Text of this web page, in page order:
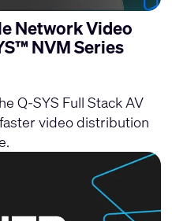
Network Video
NVM Series
Q-SYS Full Stack AV
video distribution